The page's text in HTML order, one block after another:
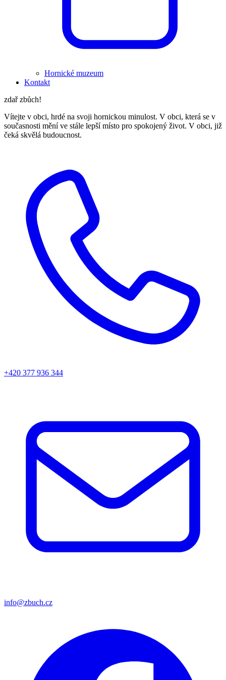
Hornické muzeum
Kontakt
zdař zbůch!
Vítejte v obci, hrdé na svoji hornickou minulost. V obci, která se v
současnosti mění ve stále lepší místo pro spokojený život. V obci, již
čeká skvělá budoucnost.
+420 377 936 344
info@zbuch.cz